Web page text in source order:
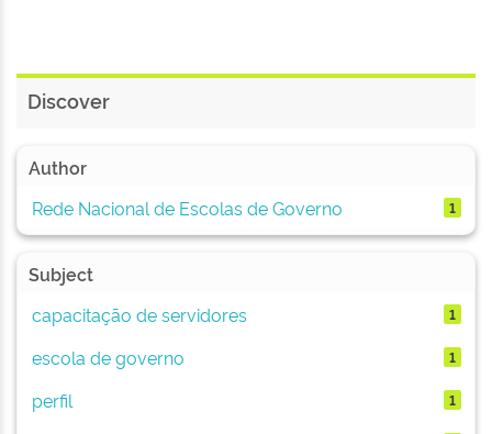
Discover
Author
Rede Nacional de Escolas de Governo
1
Subject
capacitação de servidores
1
escola de governo 1
perfil 1